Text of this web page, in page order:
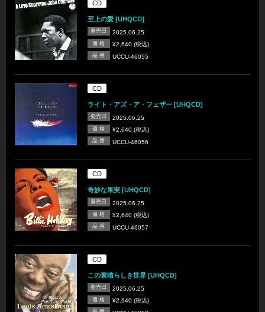
CD
至上の愛 [UHQCD]
発売日 2025.06.25
価 格 ¥2,640 (税込)
品 番 UCCU-46055
CD
ライト・アズ・ア・フェザー [UHQCD]
発売日 2025.06.25
価 格 ¥2,640 (税込)
品 番 UCCU-46056
CD
奇妙な果実 [UHQCD]
発売日 2025.06.25
価 格 ¥2,640 (税込)
品 番 UCCU-46057
CD
この素晴らしき世界 [UHQCD]
発売日 2025.06.25
価 格 ¥2,640 (税込)